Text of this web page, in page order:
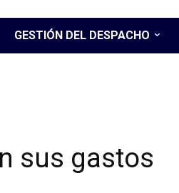
GESTIÓN DEL DESPACHO
sus gastos